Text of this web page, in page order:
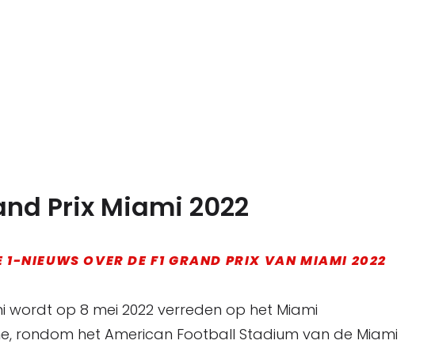
Prix Miami 2022
1-NIEUWS OVER DE F1 GRAND PRIX VAN MIAMI 2022
wordt op 8 mei 2022 verreden op het Miami
rondom het American Football Stadium van de Miami